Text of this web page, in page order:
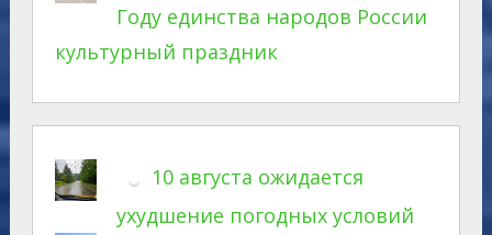
Году единства народов России
культурный праздник
10 августа ожидается
ухудшение погодных условий